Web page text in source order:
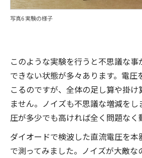
写真6 実験の様子
このような実験を行うと不思議な
できない状態が多々あります。電圧
こるのですが、全体の足し算や掛
ません。ノイズも不思議な増減をし
圧が多少でも高ければ全く問題なく
ダイオードで検波した直流電圧を本
で測ってみました。ノイズが大敵な